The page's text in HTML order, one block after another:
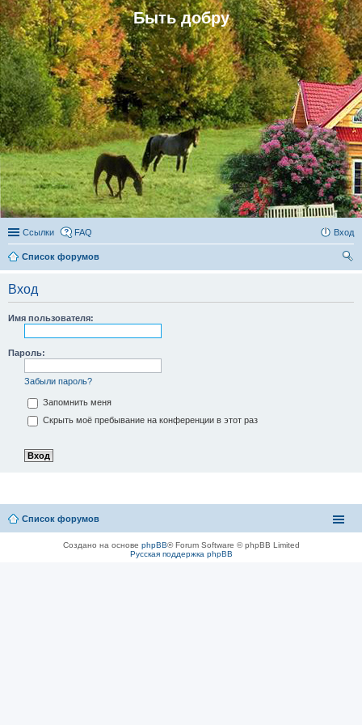
Быть добру
Ссылки FAQ Вход
Список форумов
Вход
Имя пользователя:
Пароль:
Забыли пароль?
Запомнить меня
Скрыть моё пребывание на конференции в этот раз
Список форумов
Создано на основе phpBB® Forum Software © phpBB Limited
Русская поддержка phpBB